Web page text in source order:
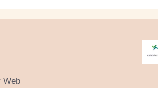
Web